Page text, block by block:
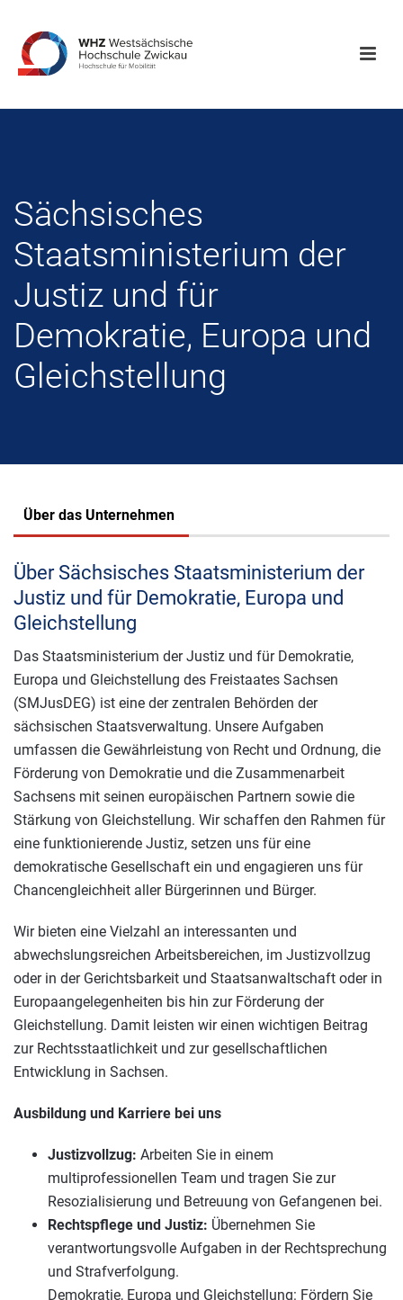
Sächsisches
Staatsministerium der
Justiz und für
Demokratie, Europa und
Gleichstellung
Über das Unternehmen
Über Sächsisches Staatsministerium der
Justiz und für Demokratie, Europa und
Gleichstellung
Das Staatsministerium der Justiz und für Demokratie,
Europa und Gleichstellung des Freistaates Sachsen
(SMJusDEG) ist eine der zentralen Behörden der
sächsischen Staatsverwaltung. Unsere Aufgaben
umfassen die Gewährleistung von Recht und Ordnung, die
Förderung von Demokratie und die Zusammenarbeit
Sachsens mit seinen europäischen Partnern sowie die
Stärkung von Gleichstellung. Wir schaffen den Rahmen für
eine funktionierende Justiz, setzen uns für eine
demokratische Gesellschaft ein und engagieren uns für
Chancengleichheit aller Bürgerinnen und Bürger.
Wir bieten eine Vielzahl an interessanten und
abwechslungsreichen Arbeitsbereichen, im Justizvollzug
oder in der Gerichtsbarkeit und Staatsanwaltschaft oder in
Europaangelegenheiten bis hin zur Förderung der
Gleichstellung. Damit leisten wir einen wichtigen Beitrag
zur Rechtsstaatlichkeit und zur gesellschaftlichen
Entwicklung in Sachsen.
Ausbildung und Karriere bei uns
Justizvollzug: Arbeiten Sie in einem
multiprofessionellen Team und tragen Sie zur
Resozialisierung und Betreuung von Gefangenen bei.
Rechtspflege und Justiz: Übernehmen Sie
verantwortungsvolle Aufgaben in der Rechtsprechung
und Strafverfolgung.
Demokratie, Europa und Gleichstellung: Fördern Sie